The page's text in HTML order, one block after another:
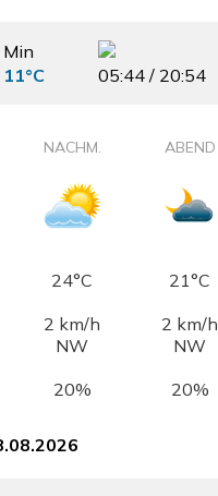
Min
11°C
05:44 / 20:54
NACHM. ABEND
24°C 21°C
2 km/h
NW
2 km/h
NW
20% 20%